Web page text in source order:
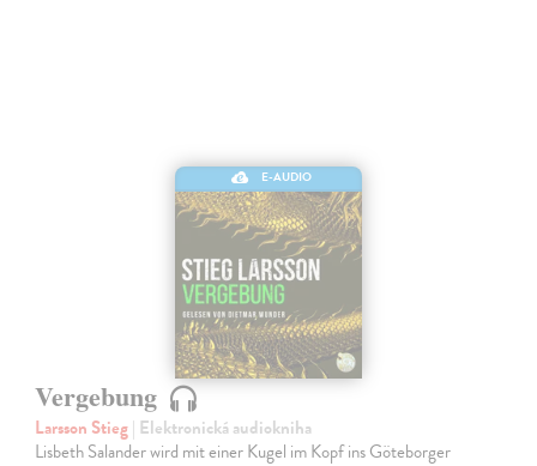
E-AUDIO
Vergebung
Larsson Stieg| Elektronická audiokniha
Lisbeth Salander wird mit einer Kugel im Kopf ins Göteborger